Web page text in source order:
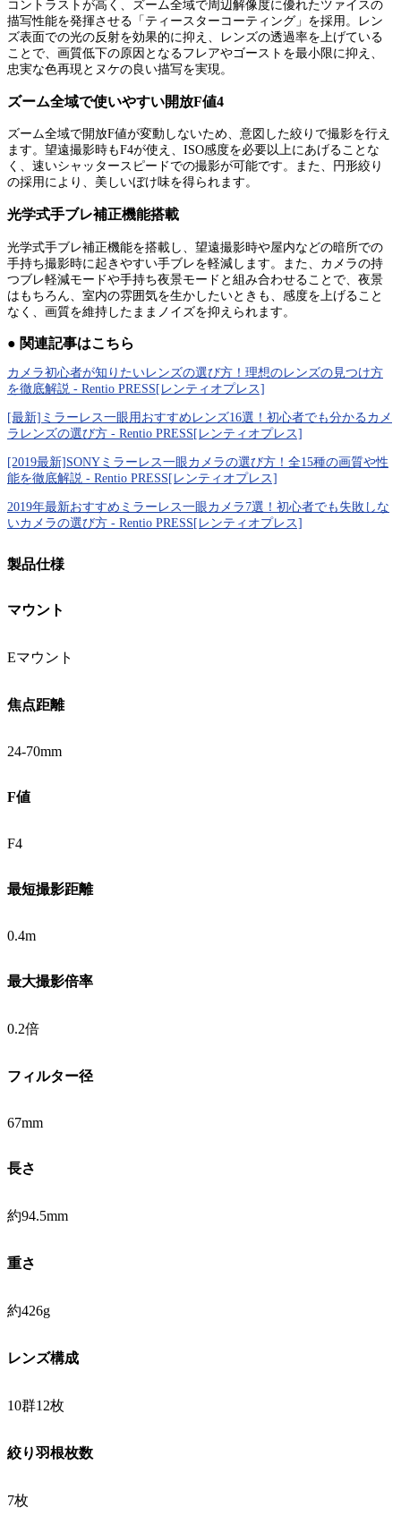
コントラストが高く、ズーム全域で周辺解像度に優れたツァイスの
描写性能を発揮させる「ティースターコーティング」を採用。レン
ズ表面での光の反射を効果的に抑え、レンズの透過率を上げている
ことで、画質低下の原因となるフレアやゴーストを最小限に抑え、
忠実な色再現とヌケの良い描写を実現。
ズーム全域で使いやすい開放F値4
ズーム全域で開放F値が変動しないため、意図した絞りで撮影を行え
ます。望遠撮影時もF4が使え、ISO感度を必要以上にあげることな
く、速いシャッタースピードでの撮影が可能です。また、円形絞り
の採用により、美しいぼけ味を得られます。
光学式手ブレ補正機能搭載
光学式手ブレ補正機能を搭載し、望遠撮影時や屋内などの暗所での
手持ち撮影時に起きやすい手ブレを軽減します。また、カメラの持
つブレ軽減モードや手持ち夜景モードと組み合わせることで、夜景
はもちろん、室内の雰囲気を生かしたいときも、感度を上げること
なく、画質を維持したままノイズを抑えられます。
● 関連記事はこちら
カメラ初心者が知りたいレンズの選び方！理想のレンズの見つけ方
を徹底解説 - Rentio PRESS[レンティオプレス]
[最新]ミラーレス一眼用おすすめレンズ16選！初心者でも分かるカメ
ラレンズの選び方 - Rentio PRESS[レンティオプレス]
[2019最新]SONYミラーレス一眼カメラの選び方！全15種の画質や性
能を徹底解説 - Rentio PRESS[レンティオプレス]
2019年最新おすすめミラーレス一眼カメラ7選！初心者でも失敗しな
いカメラの選び方 - Rentio PRESS[レンティオプレス]
製品仕様
マウント
Eマウント
焦点距離
24-70mm
F値
F4
最短撮影距離
0.4m
最大撮影倍率
0.2倍
フィルター径
67mm
長さ
約94.5mm
重さ
約426g
レンズ構成
10群12枚
絞り羽根枚数
7枚